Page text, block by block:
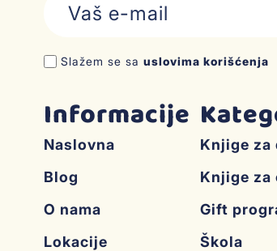
Slažem se sa uslovima korišćenja
Informacije
Naslovna
Blog
O nama
Lokacije
Knjige za
Knjige za
Gift
Škola